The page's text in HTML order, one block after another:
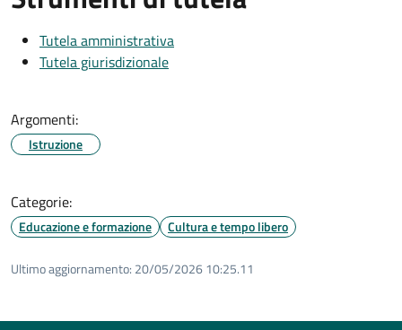
Tutela amministrativa
Tutela giurisdizionale
Argomenti:
Istruzione
Categorie:
Educazione e formazione Cultura e tempo libero
Ultimo aggiornamento: 20/05/2026 10:25.11